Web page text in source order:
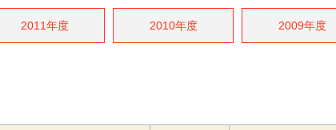
2011年度 2010年度 2009年度